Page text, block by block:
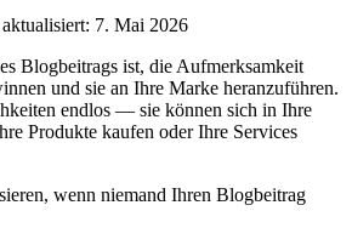
7. Mai 2026
Blogbeitrags ist, die Aufmerksamkeit
und sie an Ihre Marke heranzuführen.
endlos — sie können sich in Ihre
Produkte kaufen oder Ihre Services
wenn niemand Ihren Blogbeitrag